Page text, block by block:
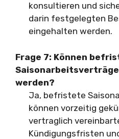
konsultieren und
darin festgelegten
eingehalten werden.
Frage 7: Können
werden?
Ja, befristete
können vorzeitig
vertraglich
Kündigungsfristen